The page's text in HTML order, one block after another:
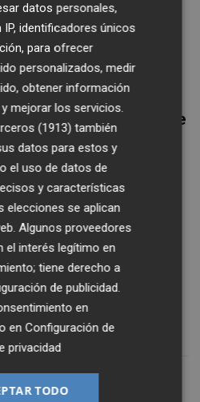
que me ha
todo lo mejor. Es
queremos brindarle
la gente. A mí
ayudado mucho y he
con él.Su incidencia me
", concluyó.
CASTELLÓN PLAZA.
de la provincia,
correo para seguir la
de
gratis al bolet
CF
SELECCIÓN ESPAÑOLA
datos personales,
identificadores únicos
para ofrecer
personalizados, medir
obtener información
mejorar los servicios.
(1913) también
datos para estos y
el uso de datos de
y características
elecciones se aplican
Algunos proveedores
el interés legítimo en
tiene derecho a
de publicidad
en
enConfiguración de
privacidad
TODO